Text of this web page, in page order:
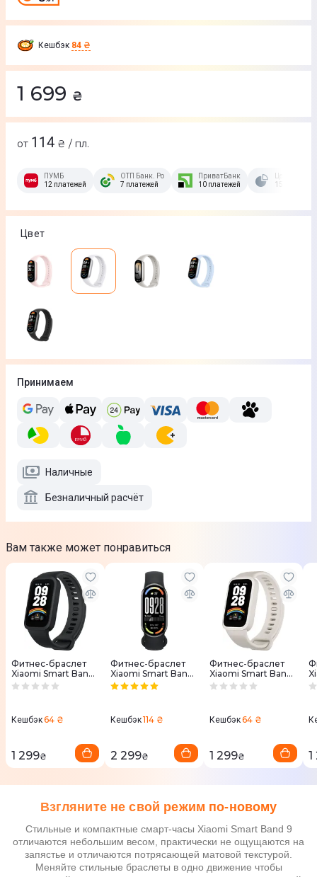
Кешбэк 84 ₴
1 699 ₴
от 114 ₴ / пл.
ПУМБ
12 платежей
ОТП Банк. Розстрочка Скибочка.
7 платежей
ПриватБанк
10 платежей
15 платежей
Цвет
Принимаем
Наличные
Безналичный расчёт
Вам также может понравиться
Фитнес-браслет
Xiaomi Smart Band
9 Active Black
Кешбэк64 ₴
1 299₴
Фитнес-браслет
Xiaomi Smart Band
10 BHR07PYGL
Черный
Кешбэк114 ₴
2 299₴
Фитнес-браслет
Xiaomi Smart Band
9 Active White
Кешбэк64 ₴
1 299₴
9
1
Взгляните не свой режим по-новому
Стильные и компактные смарт-часы Xiaomi Smart Band 9
отличаются небольшим весом, практически не ощущаются на
запястье и отличаются потрясающей матовой текстурой.
Меняйте стильные браслеты в одно движение чтобы